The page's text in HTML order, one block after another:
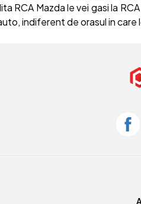
RCA Mazda le vei gasi la
indiferent de orasul in care